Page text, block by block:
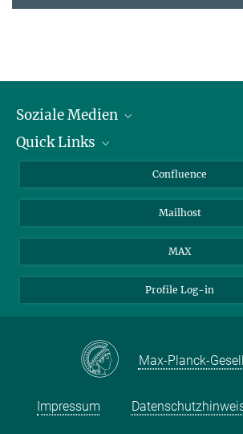
Soziale Medien
LinkedIn
YouTube
Quick Links
Über Tiere in der Forschung
Ihr Weg zu uns
Confluence
Mailhost
MAX
Profile Log-in
Max-Planck-
Impressum